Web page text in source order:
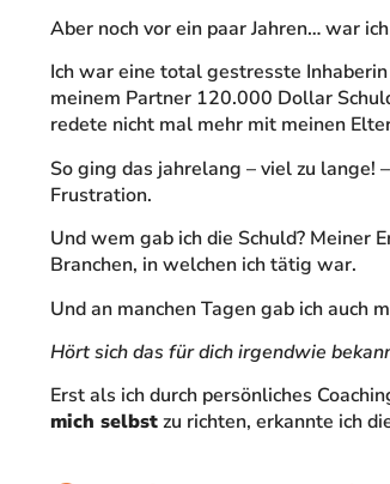
Aber noch vor ein paar Jahren… war
Ich war eine total gestresste
meinem Partner 120.000 Dollar
redete nicht mal mehr mit meinen
So ging das jahrelang – viel zu
Frustration.
Und wem gab ich die Schuld? Meiner
Branchen, in welchen ich tätig war.
Und an manchen Tagen gab ich auch
Hört sich das für dich irgendwie
Erst als ich durch persönliches
mich selbstzu richten, erkannte ich